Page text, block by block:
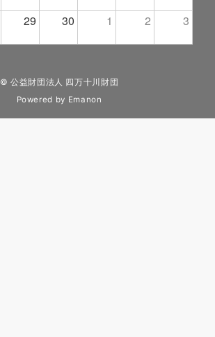
29 30 1 2 3
© 公益財団法人 四万十川財団
Powered by Emanon